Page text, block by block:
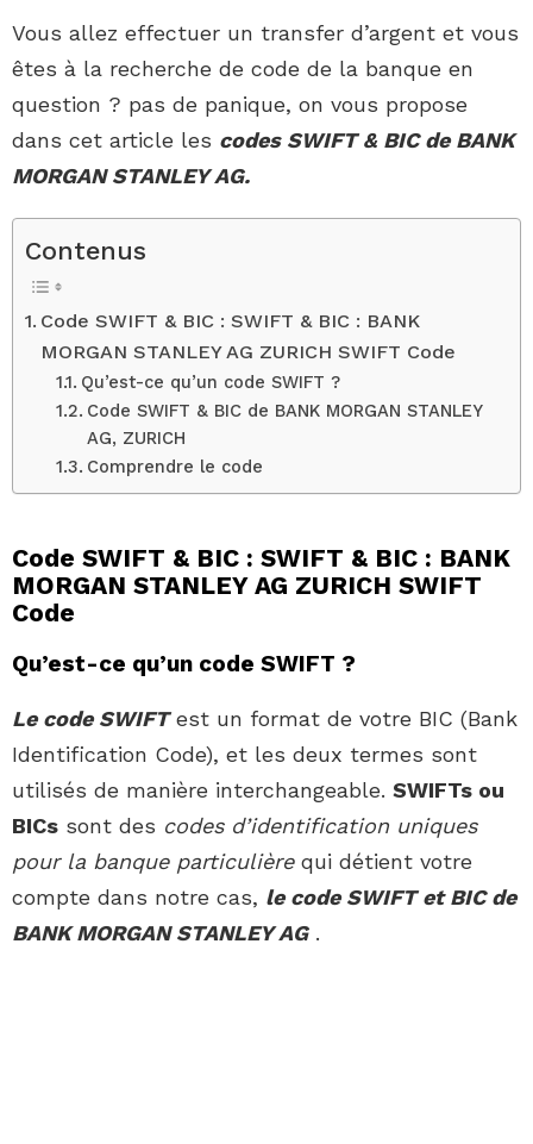
Vous allez effectuer un transfer d’argent et vous
êtes à la recherche de code de la banque en
question ? pas de panique, on vous propose
dans cet article les codes SWIFT & BIC de BANK
MORGAN STANLEY AG.
Contenus
Code SWIFT & BIC : SWIFT & BIC : BANK
MORGAN STANLEY AG ZURICH SWIFT Code
Qu’est-ce qu’un code SWIFT ?
Code SWIFT & BIC de BANK MORGAN STANLEY
AG, ZURICH
Comprendre le code
Code SWIFT & BIC : SWIFT & BIC : BANK
MORGAN STANLEY AG ZURICH SWIFT
Code
Qu’est-ce qu’un code SWIFT ?
Le code SWIFTest un format de votre BIC (Bank
Identification Code), et les deux termes sont
utilisés de manière interchangeable. SWIFTs ou
BICs sont des codes d’identification uniques
pour la banque particulière qui détient votre
compte dans notre cas, le code SWIFT et BIC de
BANK MORGAN STANLEY AG.